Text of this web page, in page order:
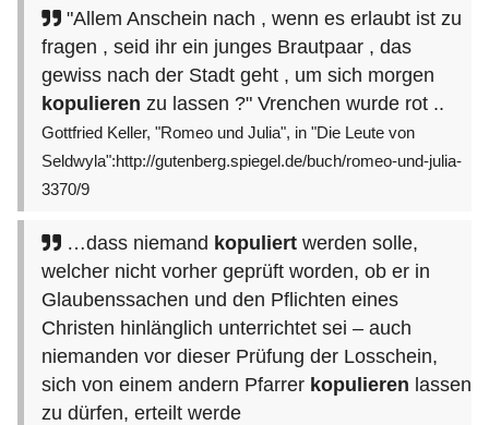
"Allem Anschein nach , wenn es erlaubt ist zu
fragen , seid ihr ein junges Brautpaar , das
gewiss nach der Stadt geht , um sich morgen
kopulieren zu lassen ?" Vrenchen wurde rot ..
Gottfried Keller, "Romeo und Julia", in "Die Leute von
Seldwyla":http://gutenberg.spiegel.de/buch/romeo-und-julia-
3370/9
…dass niemand kopuliert werden solle,
welcher nicht vorher geprüft worden, ob er in
Glaubenssachen und den Pflichten eines
Christen hinlänglich unterrichtet sei – auch
niemanden vor dieser Prüfung der Losschein,
sich von einem andern Pfarrer kopulieren lassen
zu dürfen, erteilt werde